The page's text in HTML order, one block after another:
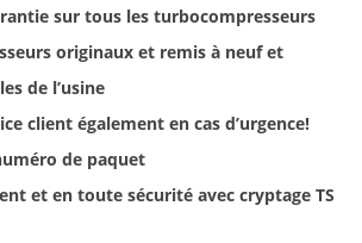
sur tous les turbocompresseurs
originaux et remis à neuf et
de l’usine
client également en cas d’urgence!
de paquet
et en toute sécurité avec cryptage TS